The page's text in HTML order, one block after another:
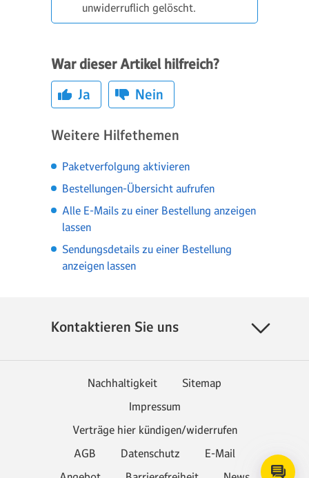
unwiderruflich gelöscht.
War dieser Artikel hilfreich?
Ja
Nein
Weitere Hilfethemen
Paketverfolgung aktivieren
Bestellungen-Übersicht aufrufen
Alle E-Mails zu einer Bestellung anzeigen
lassen
Sendungsdetails zu einer Bestellung
anzeigen lassen
Kontaktieren Sie uns
Nachhaltigkeit
Sitemap
Impressum
Verträge hier kündigen/widerrufen
AGB
Datenschutz
E-Mail